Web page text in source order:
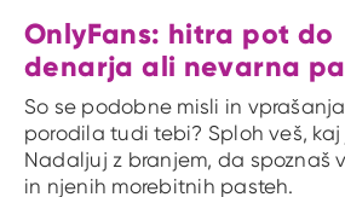
OnlyFans: hitra pot do
denarja ali nevarna
So se podobne misli in
porodila tudi tebi? Sploh veš, kaj
Nadaljuj z branjem, da spoznaš
in njenih morebitnih pasteh.